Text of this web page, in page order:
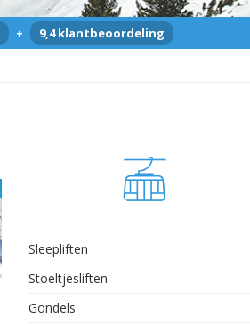
+ 9,4 klantbeoordeling
Sleepliften
Stoeltjesliften
Gondels